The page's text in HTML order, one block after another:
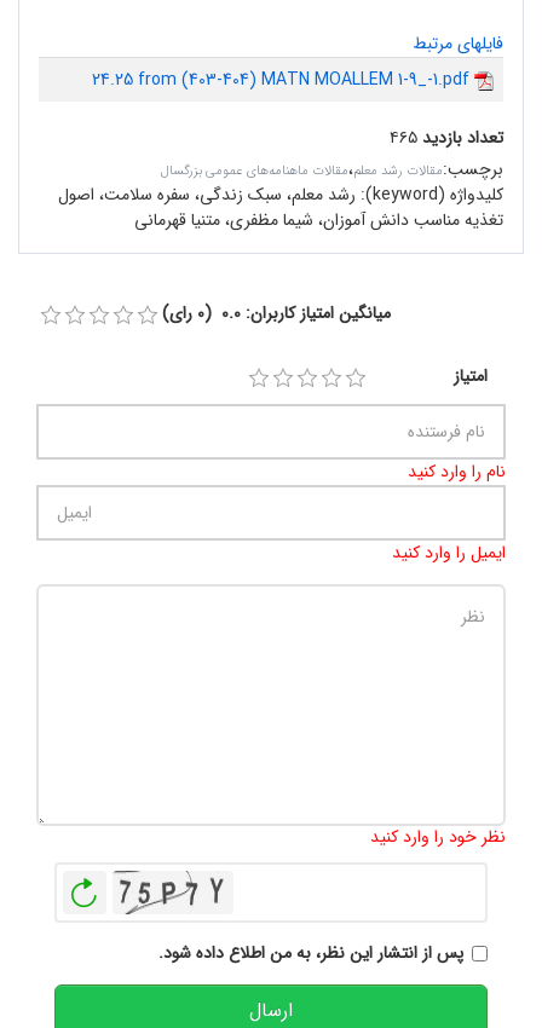
فایلهای مرتبط
24.25 from (403-404) MATN MOALLEM 1-9_-1.pdf
تعداد بازدید۴۶۵
برچسب:مقالات رشد معلم،مقالات ماهنامه‌های عمومی بزرگسال
کلیدواژه (keyword):
رشد معلم، سبک زندگی، سفره سلامت، اصول
تغذیه مناسب دانش آموزان، شیما مظفری، متنیا قهرمانی
میانگین امتیاز کاربران: 0.0 (0 رای)
امتیاز
نام را وارد کنید
ایمیل را وارد کنید
نظر خود را وارد کنید
پس از انتشار این نظر، به من اطلاع داده شود.
ارسال